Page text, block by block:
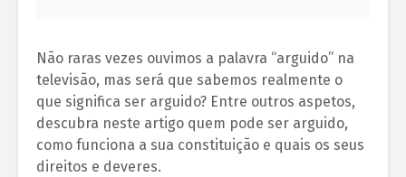
Não raras vezes ouvimos a palavra “arguido” na
televisão, mas será que sabemos realmente o
que significa ser arguido? Entre outros aspetos,
descubra neste artigo quem pode ser arguido,
como funciona a sua constituição e quais os seus
direitos e deveres.